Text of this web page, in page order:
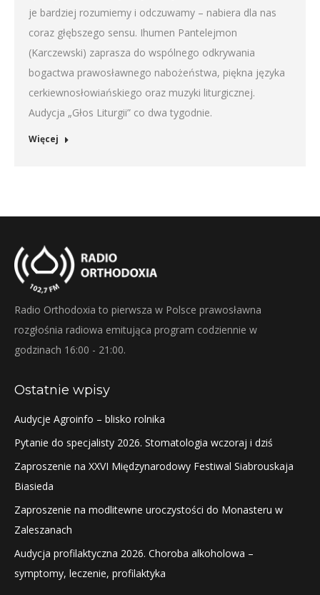
je bardziej rozumiemy i odczuwamy – nabiera dla nas
coraz głębszego sensu. Ihumen Pantelejmon
(Karczewski) zaprasza do wspólnego odkrywania
bogactwa prawosławnego nabożeństwa, piękna języka
cerkiewnosłowiańskiego oraz muzyki liturgicznej.
Audycja „Głos Liturgii” co dwa tygodnie.
Więcej
Radio Orthodoxia to pierwsza w Polsce prawosławna
rozgłośnia radiowa emitująca program codziennie w
godzinach 16:00 - 21:00.
Ostatnie wpisy
Audycje Agroinfo – blisko rolnika
Pytanie do specjalisty 2026. Stomatologia wczoraj i dziś
Zaproszenie na XXVI Międzynarodowy Festiwal Siabrouskaja
Biasieda
Zaproszenie na modlitewne uroczystości do Monasteru w
Zaleszanach
Audycja profilaktyczna 2026. Choroba alkoholowa –
symptomy, leczenie, profilaktyka